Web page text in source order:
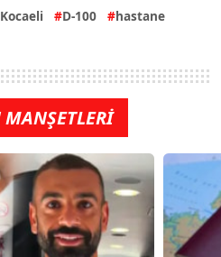
Kocaeli D-100
hastane